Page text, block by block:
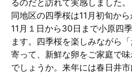
るのだと訪れて実感しました。
同地区の四季桜は11月初旬から
11月１日から30日まで小原四
ます。四季桜を楽しみながら
寄って、新鮮な卵をご家庭で
でしょうか。来年には春日井